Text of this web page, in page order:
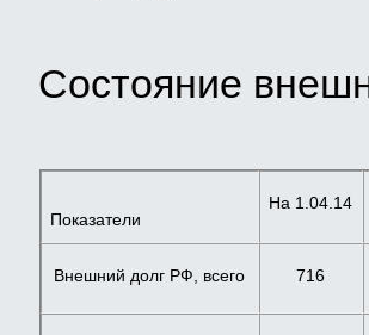
Состояние
Показатели
На 1.04.14
Внешний долг РФ, всего 716